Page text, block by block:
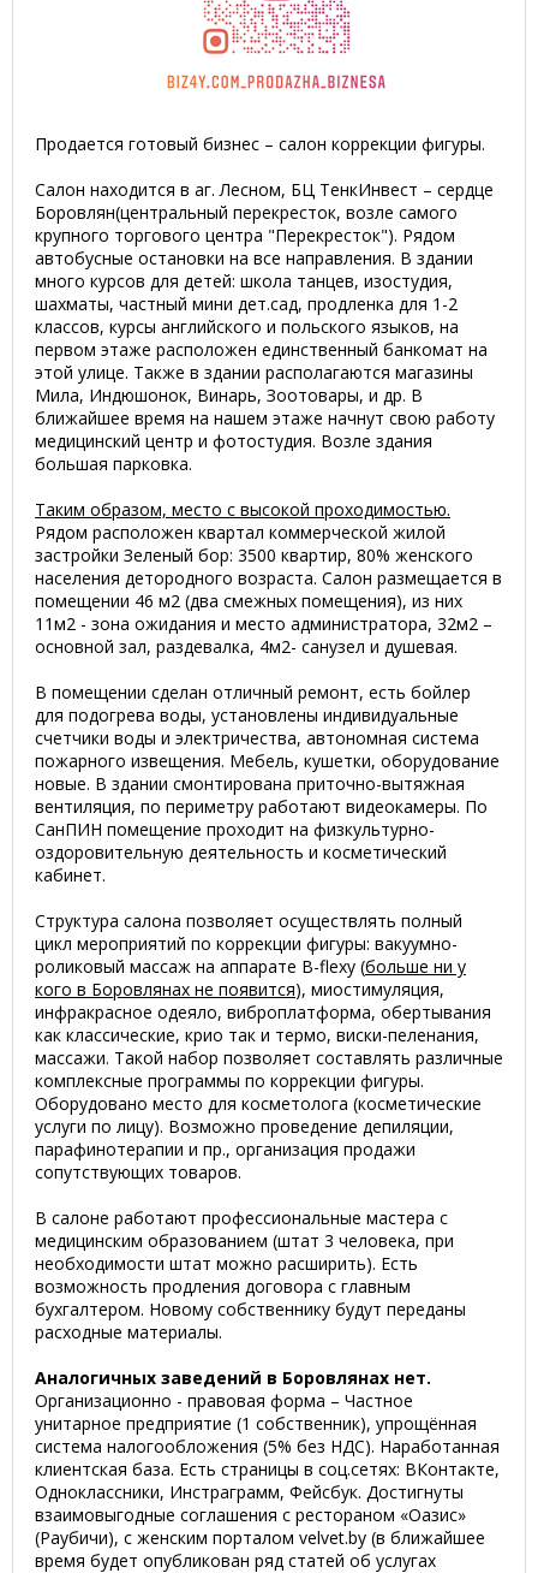
Продается готовый бизнес – салон коррекции фигуры.
Салон находится в аг. Лесном, БЦ ТенкИнвест – сердце
Боровлян(центральный перекресток, возле самого
крупного торгового центра "Перекресток"). Рядом
автобусные остановки на все направления. В здании
много курсов для детей: школа танцев, изостудия,
шахматы, частный мини дет.сад, продленка для 1-2
классов, курсы английского и польского языков, на
первом этаже расположен единственный банкомат на
этой улице. Также в здании располагаются магазины
Мила, Индюшонок, Винарь, Зоотовары, и др. В
ближайшее время на нашем этаже начнут свою работу
медицинский центр и фотостудия. Возле здания
большая парковка.
Таким образом, место с высокой проходимостью.
Рядом расположен квартал коммерческой жилой
застройки Зеленый бор: 3500 квартир, 80% женского
населения детородного возраста. Салон размещается в
помещении 46 м2 (два смежных помещения), из них
11м2 - зона ожидания и место администратора, 32м2 –
основной зал, раздевалка, 4м2- санузел и душевая.
В помещении сделан отличный ремонт, есть бойлер
для подогрева воды, установлены индивидуальные
счетчики воды и электричества, автономная система
пожарного извещения. Мебель, кушетки, оборудование
новые. В здании смонтирована приточно-вытяжная
вентиляция, по периметру работают видеокамеры. По
СанПИН помещение проходит на физкультурно-
оздоровительную деятельность и косметический
кабинет.
Структура салона позволяет осуществлять полный
цикл мероприятий по коррекции фигуры: вакуумно-
роликовый массаж на аппарате B-flexy (больше ни у
кого в Боровлянах не появится), миостимуляция,
инфракрасное одеяло, виброплатформа, обертывания
как классические, крио так и термо, виски-пеленания,
массажи. Такой набор позволяет составлять различные
комплексные программы по коррекции фигуры.
Оборудовано место для косметолога (косметические
услуги по лицу). Возможно проведение депиляции,
парафинотерапии и пр., организация продажи
сопутствующих товаров.
В салоне работают профессиональные мастера с
медицинским образованием (штат 3 человека, при
необходимости штат можно расширить). Есть
возможность продления договора с главным
бухгалтером. Новому собственнику будут переданы
расходные материалы.
Аналогичных заведений в Боровлянах нет.
Организационно - правовая форма – Частное
унитарное предприятие (1 собственник), упрощённая
система налогообложения (5% без НДС). Наработанная
клиентская база. Есть страницы в соц.сетях: ВКонтакте,
Одноклассники, Инстраграмм, Фейсбук. Достигнуты
взаимовыгодные соглашения с рестораном «Оазис»
(Раубичи), с женским порталом velvet.by (в ближайшее
время будет опубликован ряд статей об услугах